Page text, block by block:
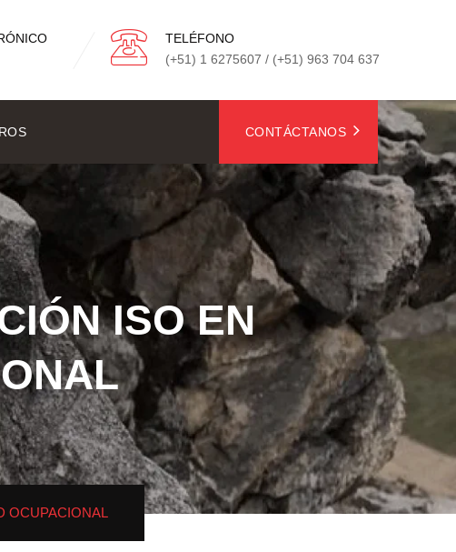
TELÉFONO
(+51) 1 6275607 / (+51) 963 704 637
CONTÁCTANOS
ISO EN
OCUPACIONAL